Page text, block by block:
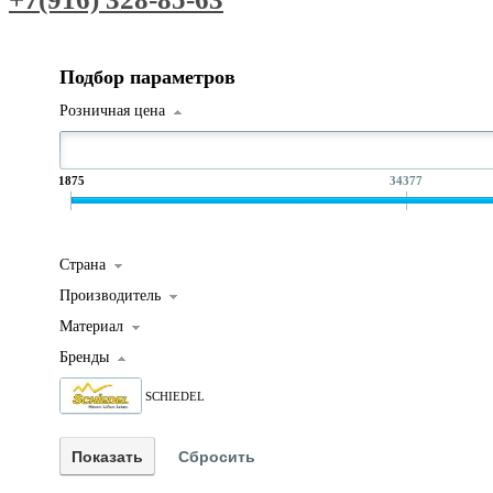
Подбор параметров
Розничная цена
1875 34377
Страна
Производитель
Материал
Бренды
SCHIEDEL